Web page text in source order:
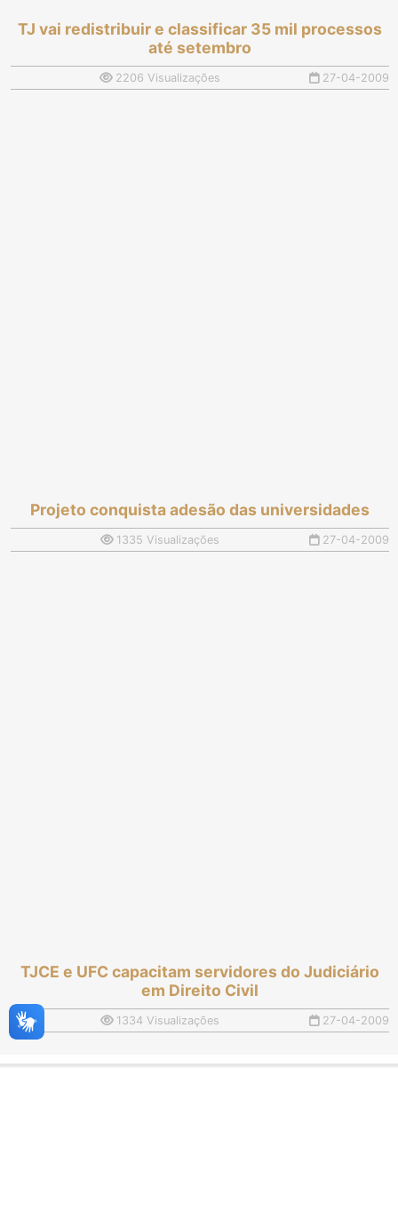
TJ vai redistribuir e classificar 35 mil processos
até setembro
2206 Visualizações 27-04-2009
Projeto conquista adesão das universidades
1335 Visualizações 27-04-2009
TJCE e UFC capacitam servidores do Judiciário
em Direito Civil
1334 Visualizações 27-04-2009